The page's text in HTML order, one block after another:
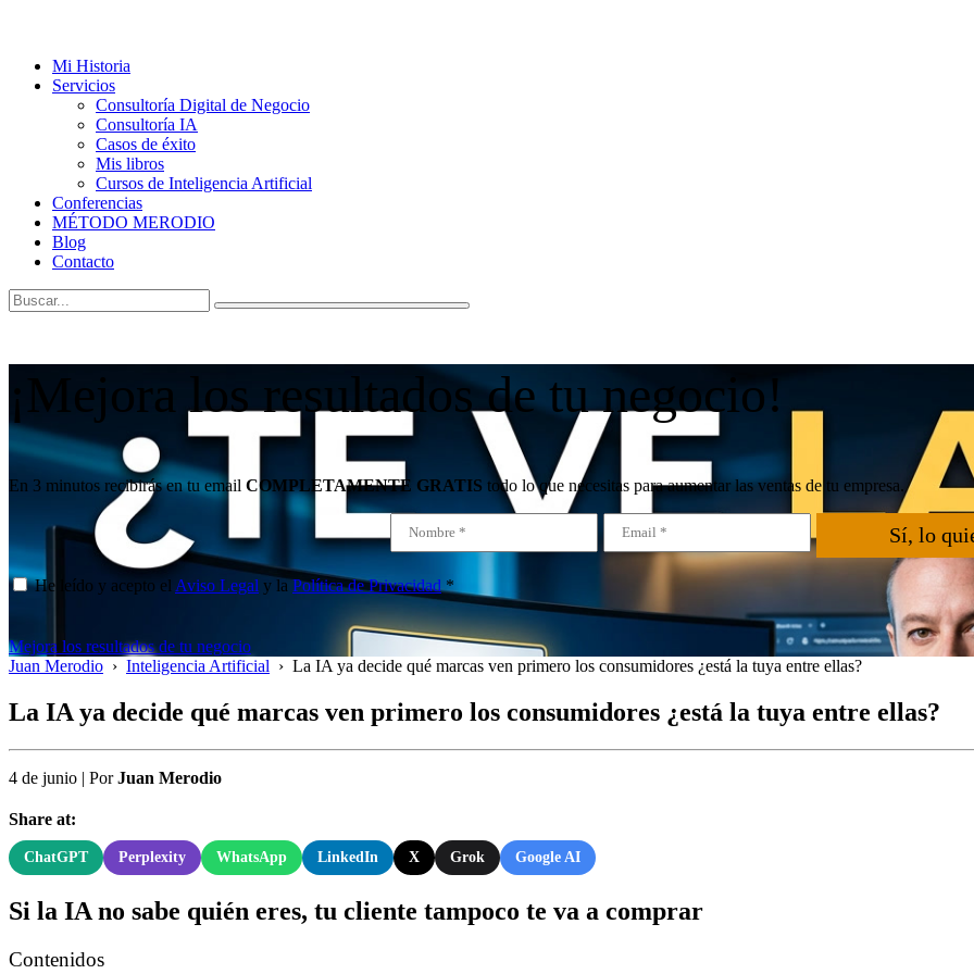
Mi Historia
Servicios
Consultoría Digital de Negocio
Consultoría IA
Casos de éxito
Mis libros
Cursos de Inteligencia Artificial
Conferencias
MÉTODO MERODIO
Blog
Contacto
¡Mejora los resultados de tu negocio!
En 3 minutos recibirás en tu email COMPLETAMENTE GRATIS todo lo que necesitas para aumentar las ventas de tu empresa.
Sí, lo
He leído y acepto el Aviso Legal y laPolítica de Privacidad *
Mejora los resultados de tu negocio
Juan Merodio › Inteligencia Artificial › La IA ya decide qué marcas ven primero los consumidores ¿está la tuya entre ellas?
La IA ya decide qué marcas ven primero los consumidores ¿está la tuya entre ellas?
4 de junio | PorJuan Merodio
Share at:
ChatGPT Perplexity WhatsApp LinkedIn X Grok Google AI
Si la IA no sabe quién eres, tu cliente tampoco te va a comprar
Contenidos